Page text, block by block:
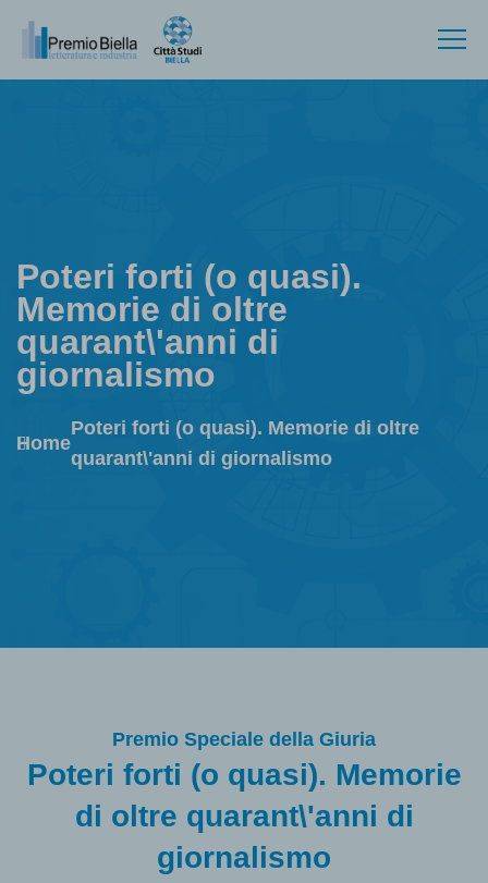
Poteri forti (o quasi).
Memorie di oltre
quarant\'anni di
giornalismo
Home
Poteri forti (o quasi). Memorie di oltre
quarant\'anni di giornalismo
Premio Speciale della Giuria
Poteri forti (o quasi). Memorie
di oltre quarant\'anni di
giornalismo